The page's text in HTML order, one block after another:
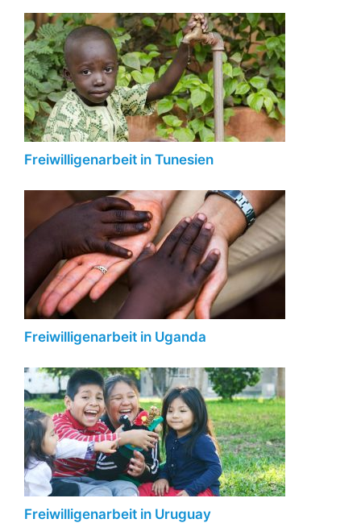
Freiwilligenarbeit in Tunesien
Freiwilligenarbeit in Uganda
Freiwilligenarbeit in Uruguay